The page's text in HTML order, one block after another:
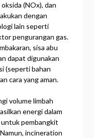
(NOx), dan
dengan
lain seperti
pengurangan gas.
sisa abu
dapat digunakan
(seperti bahan
cara yang aman.
volume limbah
energi dalam
untuk pembangkit
incineration